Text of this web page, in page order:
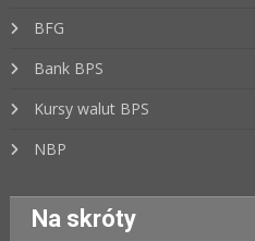
BFG
Bank BPS
Kursy walut BPS
NBP
Na skróty